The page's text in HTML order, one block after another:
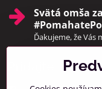
Svätá omša
Ďakujeme, že Vás
Pridajte sa k